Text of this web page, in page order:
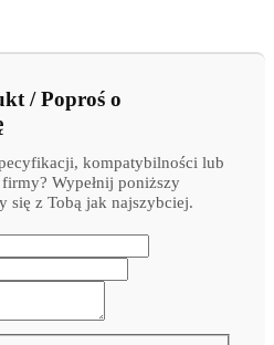
/ Poproś o
kompatybilności lub
Wypełnij poniższy
się z Tobą jak najszybciej.